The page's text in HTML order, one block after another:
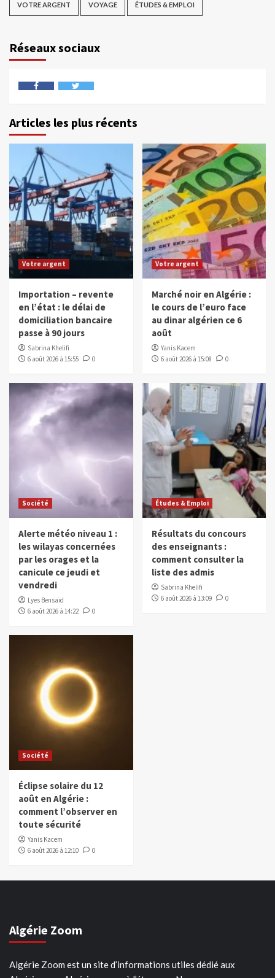
VOTRE ARGENT VOYAGE ÉTUDES & EMPLOI
Réseaux sociaux
Articles les plus récents
Votre argent
Importation – revente
en l’état : le délai de
domiciliation bancaire
passe à 90 jours
Sabrina Khelifi
6 août 2026 à 15:55
0
Votre argent
Marché noir en Algérie :
le cours de l’euro face
au dinar algérien ce 6
août
Yanis Kacem
6 août 2026 à 15:08
0
Société
Alerte météo niveau 1 :
les wilayas concernées
par les orages et la
canicule ce jeudi et
vendredi
Lyes Bensaïd
6 août 2026 à 14:22
0
Études & Emploi
Résultats du concours
des enseignants :
comment consulter la
liste des admis
Sabrina Khelifi
6 août 2026 à 13:09
0
Société
Éclipse solaire du 12
août en Algérie :
comment l’observer en
toute sécurité
Yanis Kacem
6 août 2026 à 12:10
0
Algérie Zoom
Algérie Zoom est un site d’informations utiles dédié aux